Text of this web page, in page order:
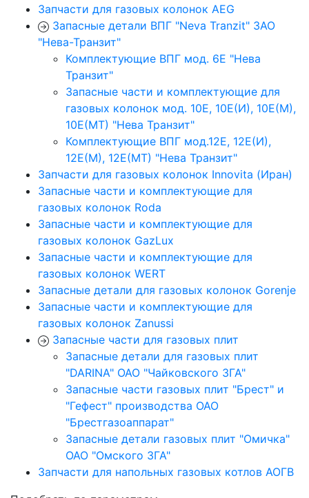
Запчасти для газовых колонок AEG
Запасные детали ВПГ "Neva Tranzit" ЗАО
"Нева-Транзит"
Комплектующие ВПГ мод. 6Е "Нева
Транзит"
Запасные части и комплектующие для
газовых колонок мод. 10Е, 10Е(И), 10Е(М),
10Е(МТ) "Нева Транзит"
Комплектующие ВПГ мод.12Е, 12Е(И),
12Е(М), 12Е(МТ) "Нева Транзит"
Запчасти для газовых колонок Innovita (Иран)
Запасные части и комплектующие для
газовых колонок Roda
Запасные части и комплектующие для
газовых колонок GazLux
Запасные части и комплектующие для
газовых колонок WERT
Запасные детали для газовых колонок Gorenje
Запасные части и комплектующие для
газовых колонок Zanussi
Запасные части для газовых плит
Запасные детали для газовых плит
"DARINA" ОАО "Чайковского ЗГА"
Запасные части газовых плит "Брест" и
"Гефест" производства ОАО
"Брестгазоаппарат"
Запасные детали газовых плит "Омичка"
ОАО "Омского ЗГА"
Запчасти для напольных газовых котлов АОГВ